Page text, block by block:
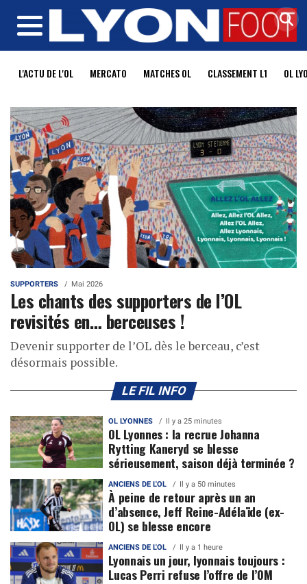
MENU
L'ACTU DE L'OL MERCATO MATCHES OL CLASSEMENT L1 OL
SUPPORTERS Mai 2026
Les chants des supporters de l’OL
revisités en… berceuses !
Devenir supporter de l’OL dès le berceau, c’est
désormais possible.
LE FIL INFO
OL LYONNES Il y a 25 minutes
OL Lyonnes : la recrue Johanna
Rytting Kaneryd se blesse
sérieusement, saison déjà terminée ?
ANCIENS DE L'OL Il y a 50 minutes
À peine de retour après un an
d’absence, Jeff Reine-Adélaïde (ex-
OL) se blesse encore
ANCIENS DE L'OL Il y a 1 heure
Lyonnais un jour, lyonnais toujours :
Lucas Perri refuse l’offre de l’OM